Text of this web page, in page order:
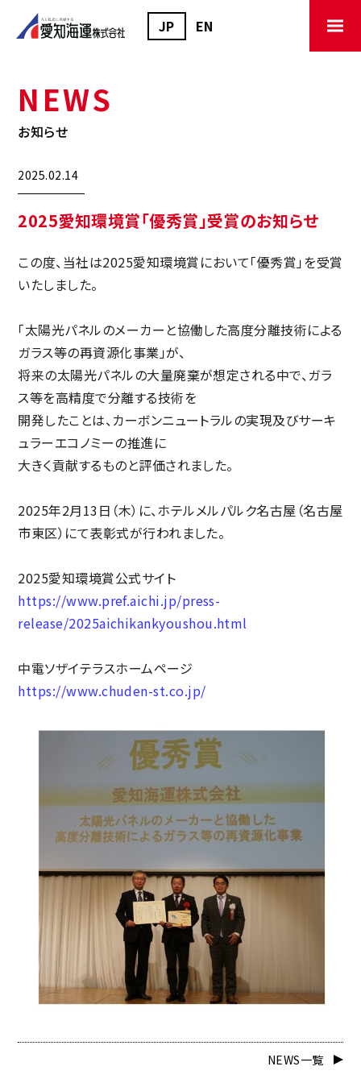
NEWS
お知らせ
2025.02.14
2025愛知環境賞「優秀賞」受賞のお知らせ
この度、当社は2025愛知環境賞において「優秀賞」を受賞
いたしました。
「太陽光パネルのメーカーと協働した高度分離技術による
ガラス等の再資源化事業」が、
将来の太陽光パネルの大量廃棄が想定される中で、ガラ
ス等を高精度で分離する技術を
開発したことは、カーボンニュートラルの実現及びサーキ
ュラーエコノミーの推進に
大きく貢献するものと評価されました。
2025年2月13日（木）に、ホテルメルパルク名古屋（名古屋
市東区）にて表彰式が行われました。
2025愛知環境賞公式サイト
https://www.pref.aichi.jp/press-
release/2025aichikankyoushou.html
中電ソザイテラスホームページ
https://www.chuden-st.co.jp/
NEWS一覧
JP EN